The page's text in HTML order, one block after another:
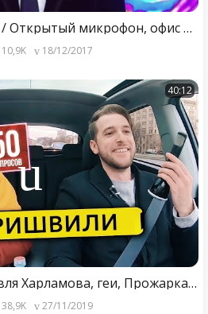
Андрей Бебуришвили / Открытый микрофон, офис Камеди, лучшие стендаперы мира
10,9K 18/12/2017
40:12
БЕБУРИШВИЛИ - травля Харламова, геи, Прожарка. 50 вопросов
38,9K 27/11/2019